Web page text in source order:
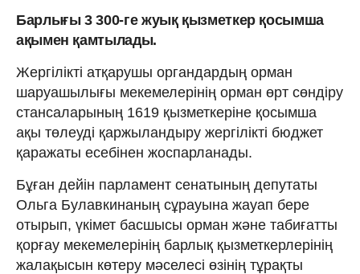
Барлығы 3 300-ге жуық қызметкер қосымша
ақымен қамтылады.
Жергілікті атқарушы органдардың орман
шаруашылығы мекемелерінің орман өрт сөндіру
стансаларының 1619 қызметкеріне қосымша
ақы төлеуді қаржыландыру жергілікті бюджет
қаражаты есебінен жоспарланады.
Бұған дейін парламент сенатының депутаты
Ольга Булавкинаның сұрауына жауап бере
отырып, үкімет басшысы орман және табиғатты
қорғау мекемелерінің барлық қызметкерлерінің
жалақысын көтеру мәселесі өзінің тұрақты